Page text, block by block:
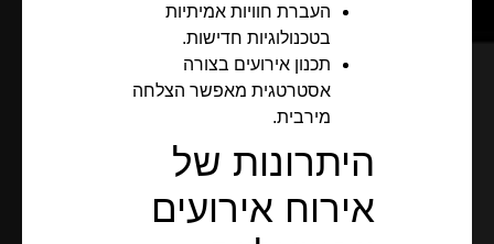
העברת חוויות אמיתיות
בטכנולוגיות חדישות.
תכנון אירועים בצורה
אסטרטגית מאפשר הצלחה
מירבית.
היתרונות של
אירוח אירועים